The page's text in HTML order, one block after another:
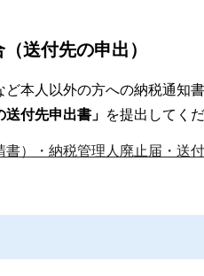
送付先の申出）
ど本人以外の方への納税通知
付先申出書」 を提出してくだ
書）・納税管理人廃止届・送